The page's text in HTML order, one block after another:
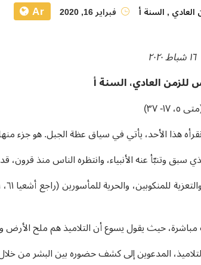
العادي , السنة أ فبراير 16, 2020 Ar
١٦ شباط ٢٠٢٠
للزمن العادي، السنة أ
٥، ١٧- ٣٧)
سبق وتنبّأ عنه الأنبياء، وانتظره الناس منذ
حيث يقول يسوع أن التلاميذ هم ملح الأرض
المدعوين إلى كشف حضوره بين البشر من